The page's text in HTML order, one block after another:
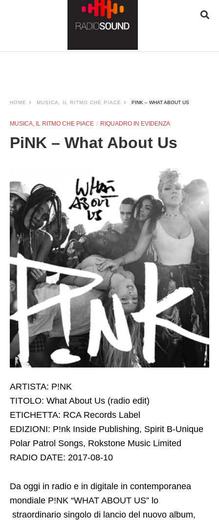
powered
WordPress
Webdesign
Dexheim
ONLINE
AGENTUR
MAINZ
HOME MUSICA, IL RITMO CHE PIACE PINK – WHAT ABOUT US
MUSICA, IL RITMO CHE PIACE RIQUADRO IN EVIDENZA
PiNK – What About Us
ARTISTA: P!NK
TITOLO: What About Us (radio edit)
ETICHETTA: RCA Records Label
EDIZIONI: P!nk Inside Publishing, Spirit B-Unique
Polar Patrol Songs, Rokstone Music Limited
RADIO DATE: 2017-08-10
Da oggi in radio e in digitale in contemporanea
mondiale P!NK “WHAT ABOUT US” lo
straordinario singolo di lancio del nuovo album,